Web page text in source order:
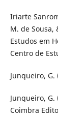
Iriarte
M. de Sousa,
Estudos em
Centro de
Junqueiro,
Junqueiro,
Coimbra